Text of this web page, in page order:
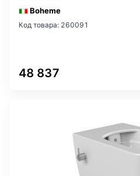
Boheme
Код товара: 260091
48 837